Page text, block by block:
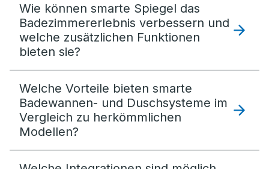
Wie können smarte Spiegel das
Badezimmererlebnis verbessern und
welche zusätzlichen Funktionen
bieten sie?
Welche Vorteile bieten smarte
Badewannen- und Duschsysteme im
Vergleich zu herkömmlichen
Modellen?